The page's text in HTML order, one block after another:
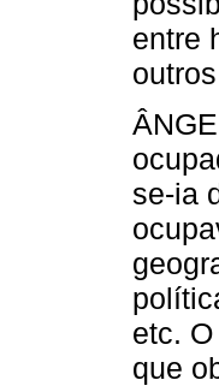
entre
se-ia
etc.
que